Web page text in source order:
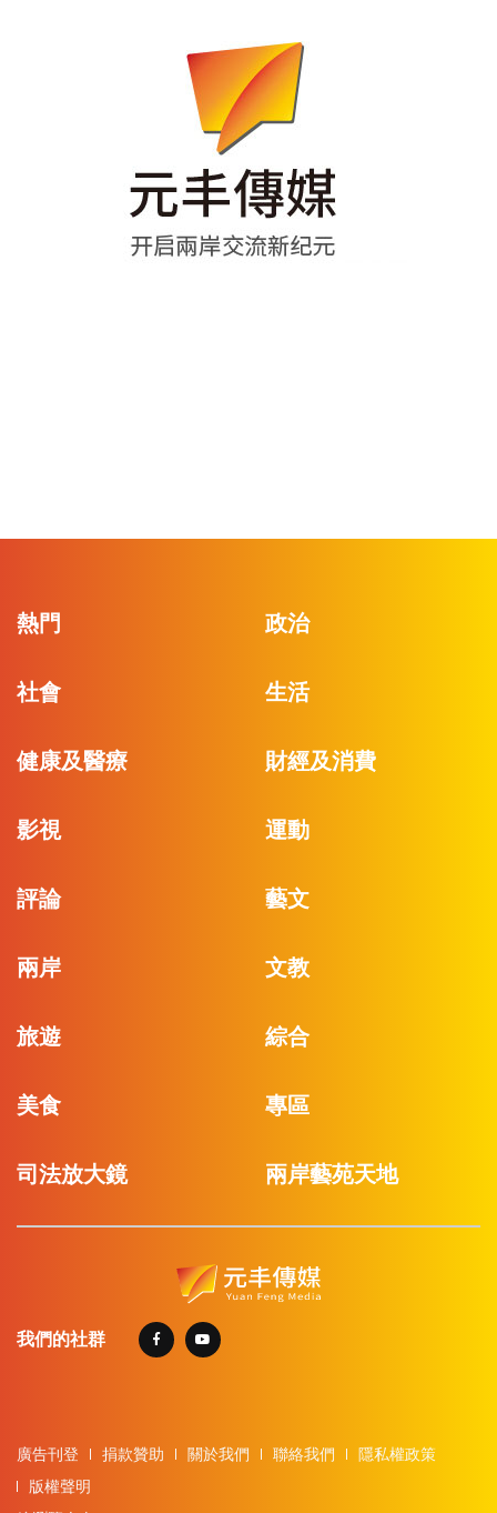
熱門 政治
社會 生活
健康及醫療 財經及消費
影視 運動
評論 藝文
兩岸 文教
旅遊 綜合
美食 專區
司法放大鏡 兩岸藝苑天地
我們的社群
廣告刊登 捐款贊助 關於我們 聯絡我們
隱私權政策
版權聲明